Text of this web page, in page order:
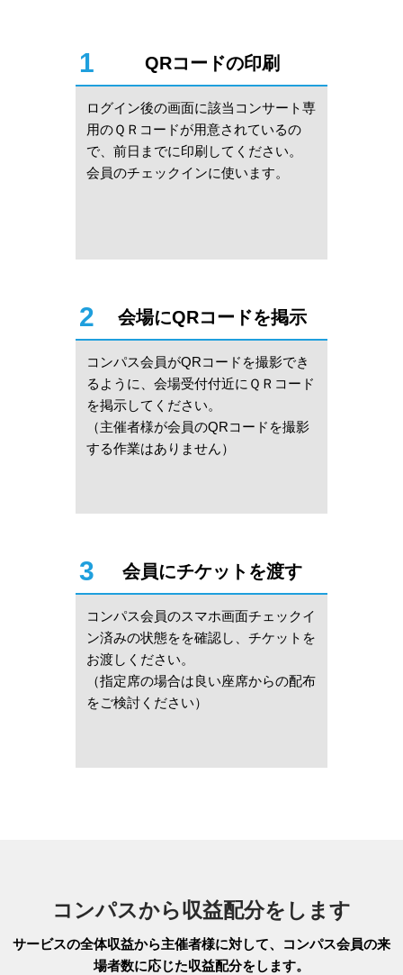
1 QRコードの印刷
ログイン後の画⾯に該当コンサート専
⽤のＱＲコードが⽤意されているの
で、前⽇までに印刷してください。
会員のチェックインに使います。
2 会場にQRコードを掲示
コンパス会員がQRコードを撮影でき
るように、会場受付付近にＱＲコード
を掲⽰してください。
（主催者様が会員のQRコードを撮影
する作業はありません）
3 会員にチケットを渡す
コンパス会員のスマホ画⾯チェックイ
ン済みの状態をを確認し、チケットを
お渡しください。
（指定席の場合は良い座席からの配布
をご検討ください）
コンパスから収益配分をします
サービスの全体収益から主催者様に対して、コンパス会員の来
場者数に応じた収益配分をします。